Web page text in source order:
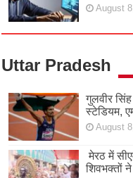
August
Uttar Pradesh
गुलवीर
स्टेडियम,
August
मेरठ में
शिवभक्तों